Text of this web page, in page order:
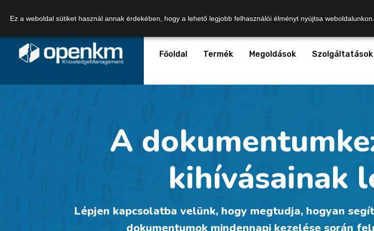
Főoldal Termék Megoldások Szolgáltatások
A
kihívásainak
Lépjen kapcsolatba velünk, hogy megtudja, hogyan
Ez a weboldal sütiket használ annak érdekében, hogy a lehető legjobb felhasználói élményt nyújtsa weboldalunkon.